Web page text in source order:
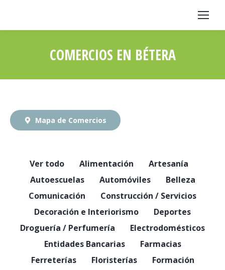
COMERCIOS EN BÉTERA
Mapa de Comercios
Ver todo Alimentación
Artesanía
Autoescuelas
Automóviles
Belleza
Comunicación
Construcción / Servicios
Decoración e Interiorismo
Deportes
Droguería / Perfumería
Electrodomésticos
Entidades Bancarias
Farmacias
Ferreterías
Floristerías
Formación